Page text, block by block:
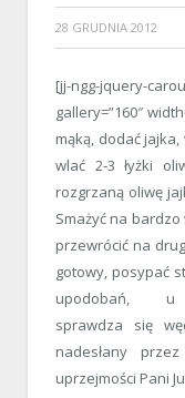
28 GRUDNIA 2012
[jj-ngg-jquery-
gallery=”160″
mąką, dodać
wlać 2-3 łyżki
rozgrzaną oliwę
Smażyć na
przewrócić na
gotowy, posypać
upodobań,
sprawdza się
nadesłany
uprzejmości Pani